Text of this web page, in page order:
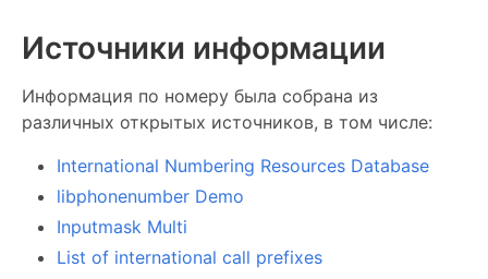
Источники информации
Информация по номеру была собрана из
различных открытых источников, в том числе:
International Numbering Resources Database
libphonenumber Demo
Inputmask Multi
List of international call prefixes